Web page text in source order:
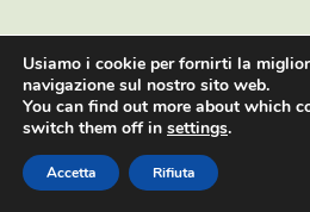
Volontè & Co. Srl – P.I.
Usiamo i cookie per fornirti la
navigazione sul nostro sito web.
You can find out more about which
switch them off in settings.
Accetta Rifiuta